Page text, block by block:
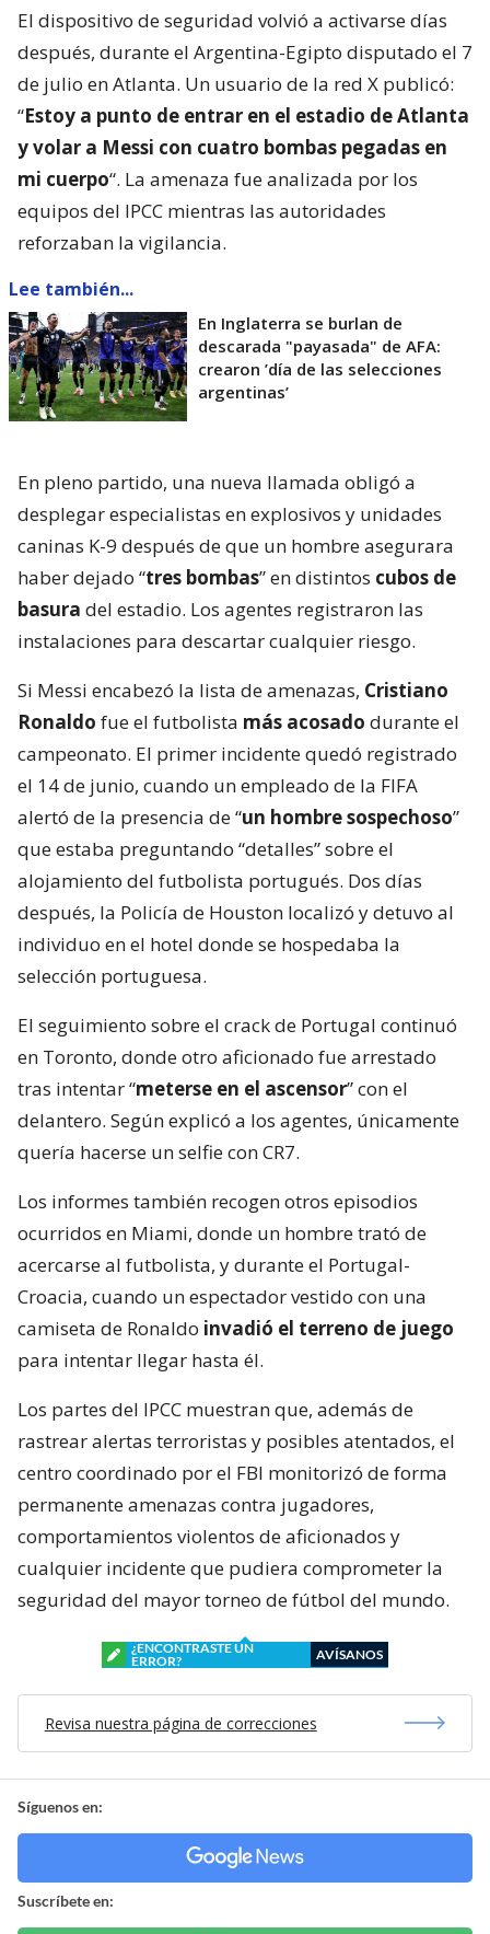
El dispositivo de seguridad volvió a activarse días
después, durante el Argentina-Egipto disputado el 7
de julio en Atlanta. Un usuario de la red X publicó:
“Estoy a punto de entrar en el estadio de Atlanta
y volar a Messi con cuatro bombas pegadas en
mi cuerpo“. La amenaza fue analizada por los
equipos del IPCC mientras las autoridades
reforzaban la vigilancia.
Lee también...
En Inglaterra se burlan de
descarada "payasada" de AFA:
crearon ’día de las selecciones
argentinas’
En pleno partido, una nueva llamada obligó a
desplegar especialistas en explosivos y unidades
caninas K-9 después de que un hombre asegurara
haber dejado “tres bombas” en distintos cubos de
basura del estadio. Los agentes registraron las
instalaciones para descartar cualquier riesgo.
Si Messi encabezó la lista de amenazas, Cristiano
Ronaldo fue el futbolista más acosado durante el
campeonato. El primer incidente quedó registrado
el 14 de junio, cuando un empleado de la FIFA
alertó de la presencia de “un hombre sospechoso”
que estaba preguntando “detalles” sobre el
alojamiento del futbolista portugués. Dos días
después, la Policía de Houston localizó y detuvo al
individuo en el hotel donde se hospedaba la
selección portuguesa.
El seguimiento sobre el crack de Portugal continuó
en Toronto, donde otro aficionado fue arrestado
tras intentar “meterse en el ascensor” con el
delantero. Según explicó a los agentes, únicamente
quería hacerse un selfie con CR7.
Los informes también recogen otros episodios
ocurridos en Miami, donde un hombre trató de
acercarse al futbolista, y durante el Portugal-
Croacia, cuando un espectador vestido con una
camiseta de Ronaldo invadió el terreno de juego
para intentar llegar hasta él.
Los partes del IPCC muestran que, además de
rastrear alertas terroristas y posibles atentados, el
centro coordinado por el FBI monitorizó de forma
permanente amenazas contra jugadores,
comportamientos violentos de aficionados y
cualquier incidente que pudiera comprometer la
seguridad del mayor torneo de fútbol del mundo.
¿ENCONTRASTE UN
ERROR?
AVÍSANOS
Revisa nuestra página de correcciones
Síguenos en:
Suscríbete en: